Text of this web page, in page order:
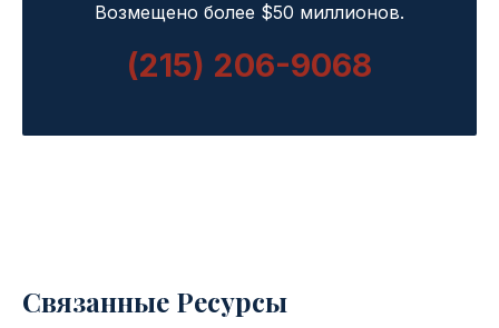
Возмещено более $50 миллионов.
(215) 206-9068
Связанные Ресурсы